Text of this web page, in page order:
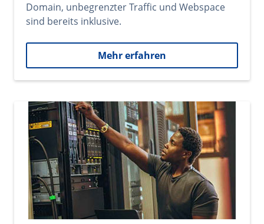
Domain, unbegrenzter Traffic und Webspace
sind bereits inklusive.
Mehr erfahren